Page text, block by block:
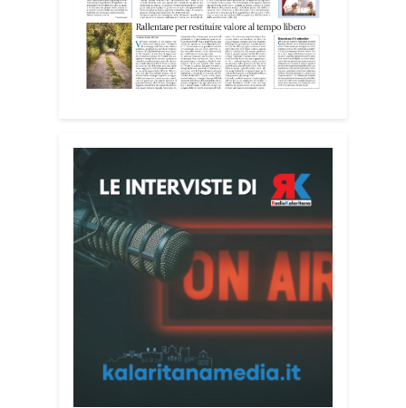
caratteristiche per riproporsi in futuro,
perché è una delle città sul mare più
belle d’Italia».
Il cuore della mostra è il rapporto tra il
che trovano nella sede della MEM una
particolare valorizzazione. Le grandi
vetrate dello spazio culturale
restituiscono infatti una luminosità
naturale capace di entrare in dialogo
con i colori delle opere.
La mostra sarà visitabile alla MEM fino
al 30 agosto, negli orari di apertura della
struttura: dal lunedì al venerdì dalle 9
alle 19 e il sabato dalle 9 alle 13.